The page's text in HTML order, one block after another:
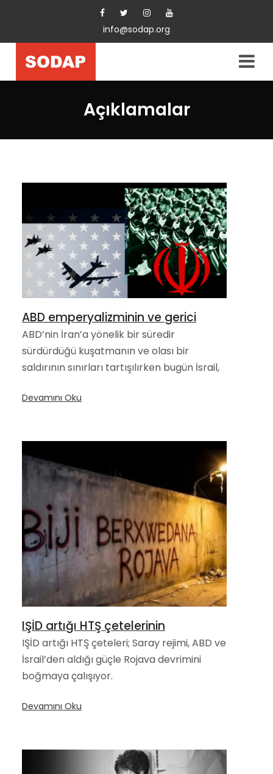
info@sodap.org
Açıklamalar
ABD emperyalizminin ve gerici
ABD’nin İran’a yönelik bir süredir
sürdürdüğü kuşatmanın ve olası bir
saldırının sınırları tartışılırken bugün İsrail,
Devamını Oku
IŞİD artığı HTŞ çetelerinin
IŞİD artığı HTŞ çeteleri; Saray rejimi, ABD ve
İsrail’den aldığı güçle Rojava devrimini
boğmaya çalışıyor.
Devamını Oku